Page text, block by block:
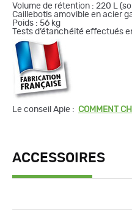
Volume de rétention : 220 L
Caillebotis amovible en acier
Poids : 56 kg
Tests d’étanchéité effectués
Le conseil Apie : COMMENT
ACCESSOIRES